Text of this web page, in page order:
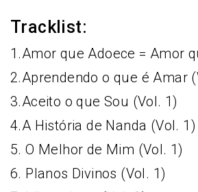
Tracklist:
1.Amor que Adoece = Amor
2.Aprendendo o que é Amar
3.Aceito o que Sou (Vol. 1)
4.A História de Nanda (Vol. 1)
5. O Melhor de Mim (Vol. 1)
6. Planos Divinos (Vol. 1)